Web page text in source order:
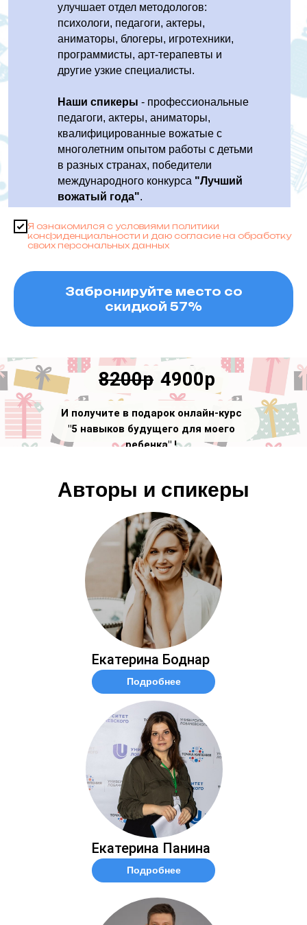
улучшает отдел методологов:
психологи, педагоги, актеры,
аниматоры, блогеры, игротехники,
программисты, арт-терапевты и
другие узкие специалисты.
Наши спикеры - профессиональные
педагоги, актеры, аниматоры,
квалифицированные вожатые с
многолетним опытом работы с детьми
в разных странах, победители
международного конкурса "Лучший
вожатый года".
Я ознакомился с условиями политики
конфиденциальности и даю согласие на обработку
своих персональных данных
Забронируйте место со
скидкой 57%
И получите в подарок онлайн-курс
"5 навыков будущего для моего
ребенка" !
4900р
8200р
Авторы и спикеры
Подробнее
Подробнее
Екатерина Боднар
Екатерина Панина